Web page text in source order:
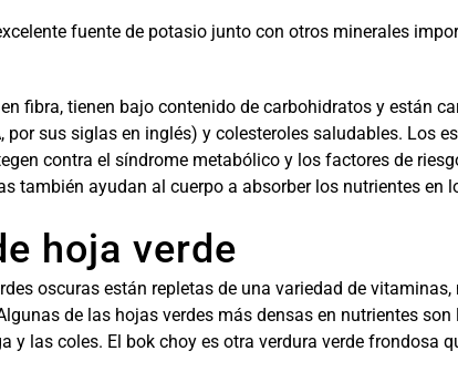
fuente de potasio junto con otros minerales
fibra, tienen bajo contenido de carbohidratos y están
por sus siglas en inglés) y colesteroles saludables. Los
contra el síndrome metabólico y los factores de
también ayudan al cuerpo a absorber los nutrientes en
hoja verde
oscuras están repletas de una variedad de
de las hojas verdes más densas en nutrientes
y las coles. El bok choy es otra verdura verde frondosa